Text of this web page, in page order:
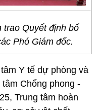
trao Quyết định bổ
Phó Giám đốc.
Y tế dự phòng và
Chống phong -
Trung tâm hoàn